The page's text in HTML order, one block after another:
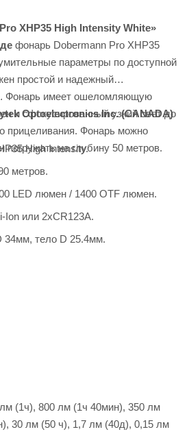
XHP35 High Intensity White»
фонарь Dobermann Pro XHP35
параметры по доступной
простой и надежный
Фонарь имеет ошеломляющую
и сфокусированный узкий свет до
прицеливания. Фонарь можно
погружать на глубину 50 метров.
Производитель: Armytek Optoelectronics Inc. (CANADA)
High Intensity.
метров.
LED люмен / 1400 OTF люмен.
Ion или 2xCR123A.
34мм, тело D 25.4мм.
(1ч), 800 лм (1ч 40мин), 350 лм
30 лм (50 ч), 1,7 лм (40д), 0,15 лм